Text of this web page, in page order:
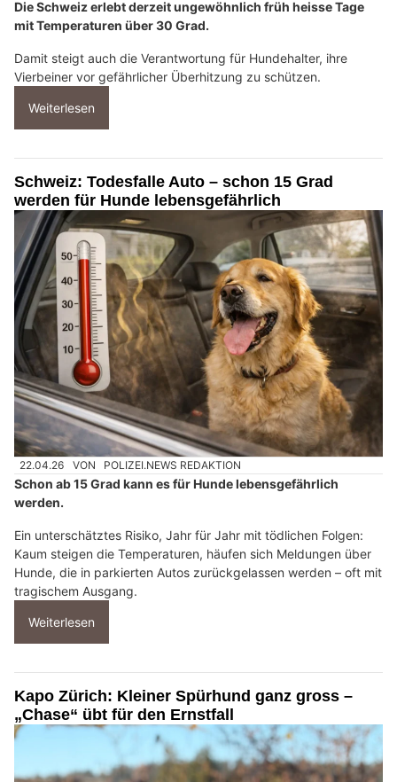
Die Schweiz erlebt derzeit ungewöhnlich früh heisse Tage
mit Temperaturen über 30 Grad.
Damit steigt auch die Verantwortung für Hundehalter, ihre
Vierbeiner vor gefährlicher Überhitzung zu schützen.
Weiterlesen
Schweiz: Todesfalle Auto – schon 15 Grad
werden für Hunde lebensgefährlich
22.04.26 VON POLIZEI.NEWS REDAKTION
Schon ab 15 Grad kann es für Hunde lebensgefährlich
werden.
Ein unterschätztes Risiko, Jahr für Jahr mit tödlichen Folgen:
Kaum steigen die Temperaturen, häufen sich Meldungen über
Hunde, die in parkierten Autos zurückgelassen werden – oft mit
tragischem Ausgang.
Weiterlesen
Kapo Zürich: Kleiner Spürhund ganz gross –
„Chase“ übt für den Ernstfall